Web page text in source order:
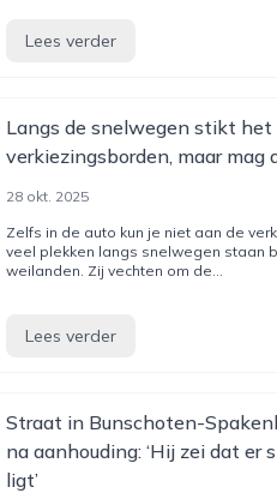
Lees verder
Langs de snelwegen stikt het
verkiezingsborden, maar mag
28 okt. 2025
Zelfs in de auto kun je niet aan de
veel plekken langs snelwegen staan
weilanden. Zij vechten om de...
Lees verder
Straat in Bunschoten-
na aanhouding: ‘Hij zei dat er
ligt’